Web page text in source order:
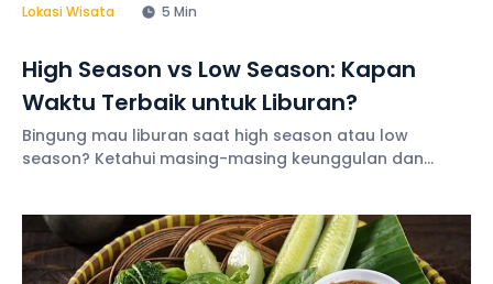
Lokasi Wisata 5 Min
High Season vs Low Season: Kapan
Waktu Terbaik untuk Liburan?
Bingung mau liburan saat high season atau low
season? Ketahui masing-masing keunggulan dan